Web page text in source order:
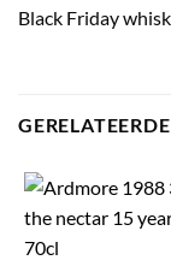
Black Friday